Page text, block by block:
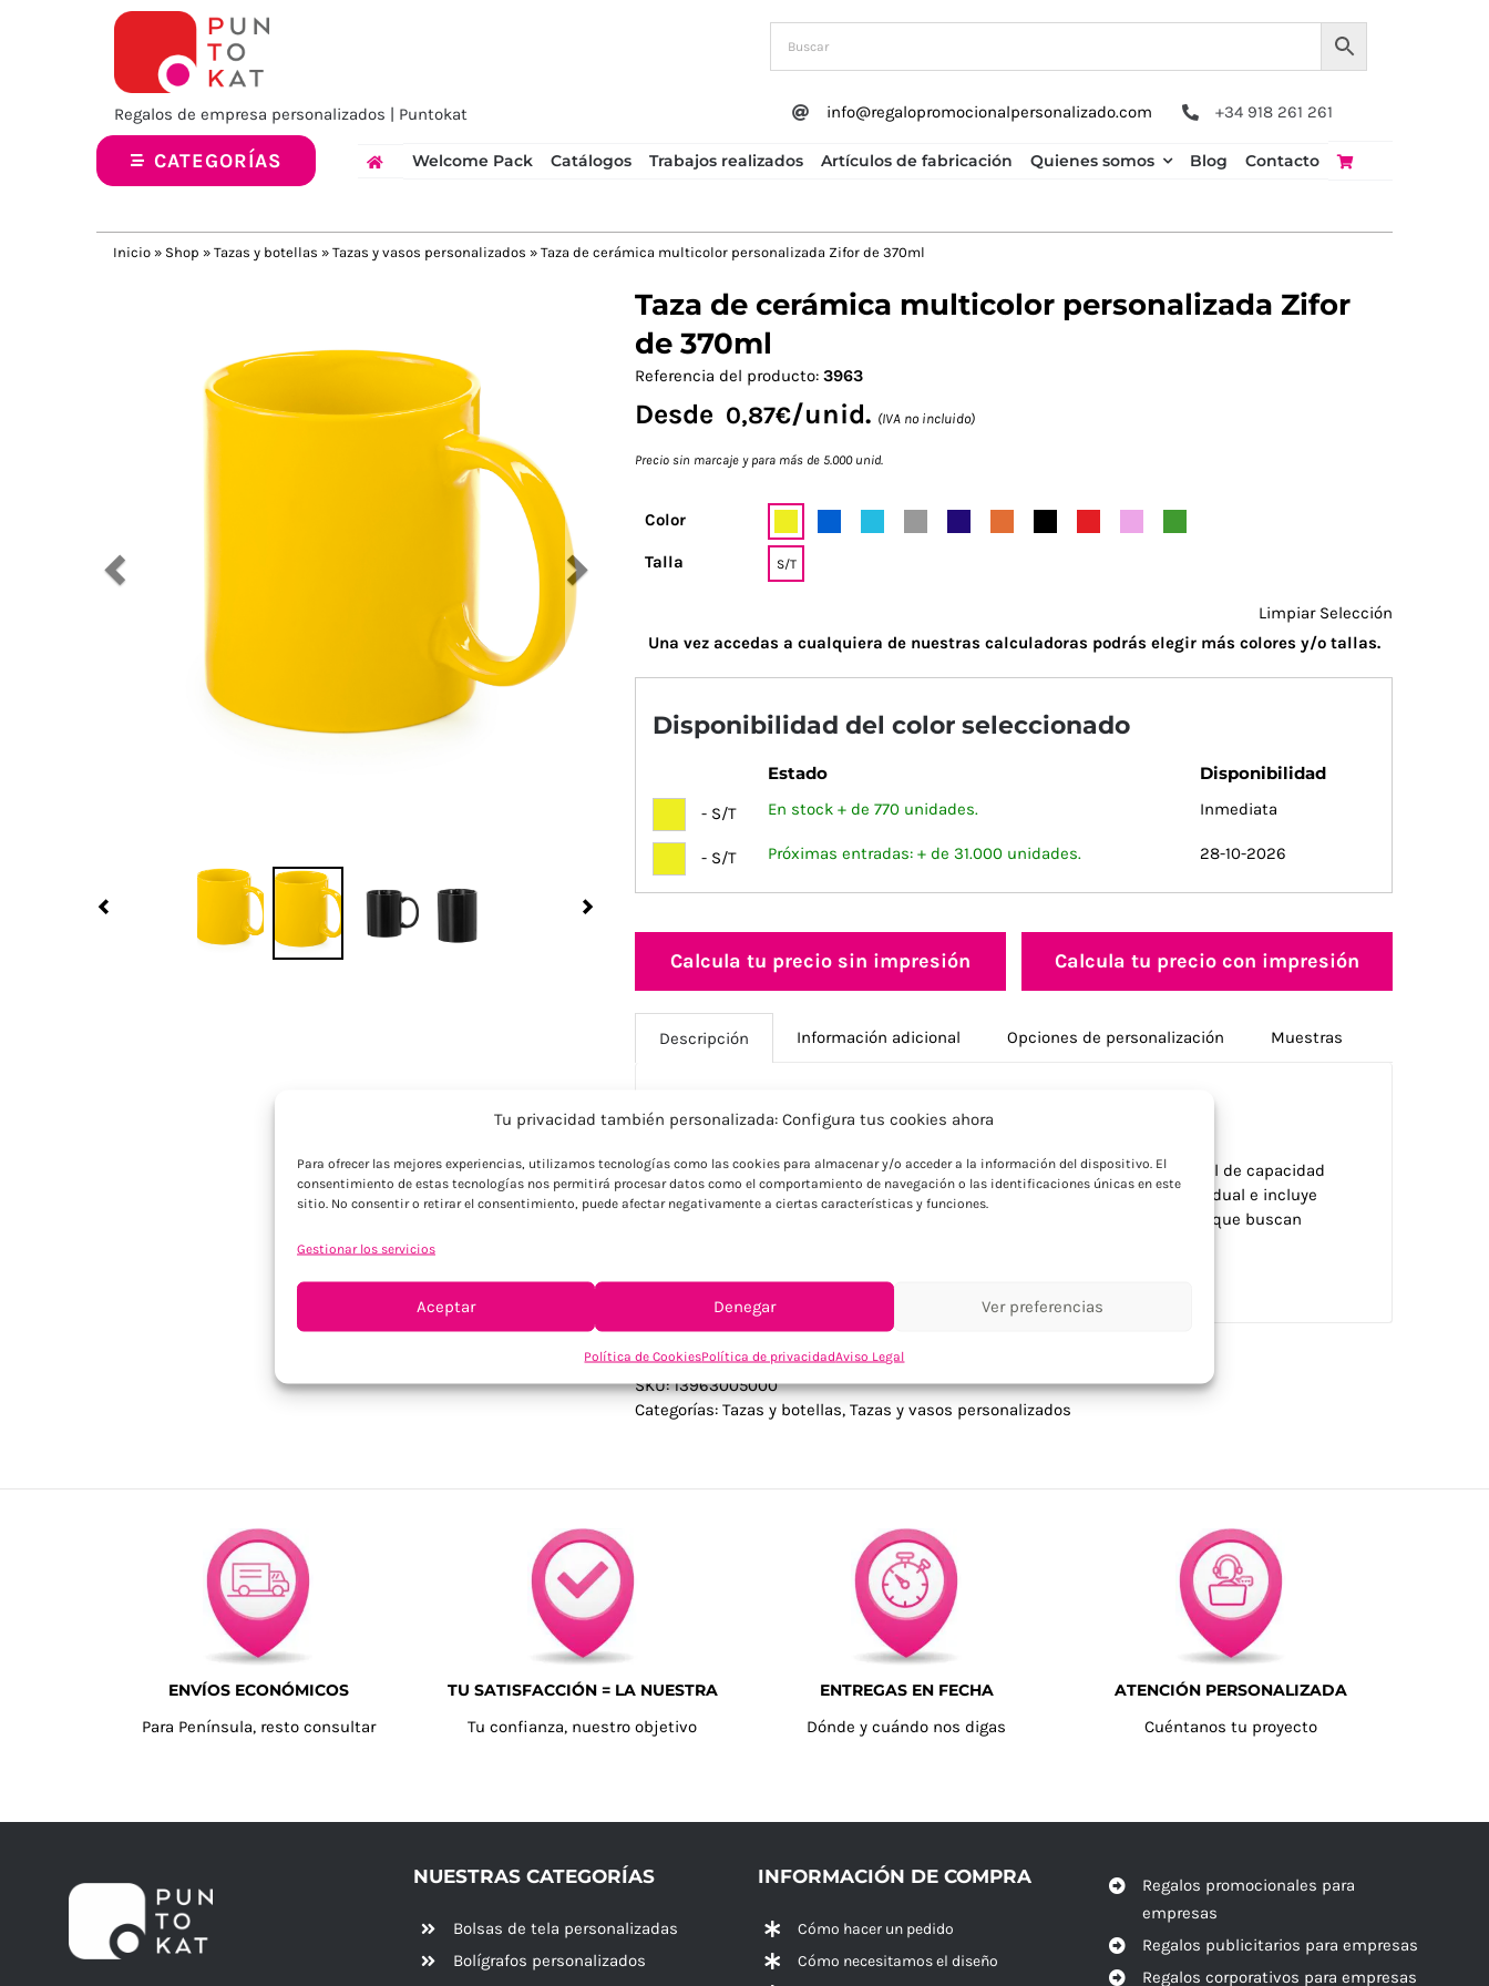
Tu privacidad también personalizada: Configura tus cookies ahora
Para ofrecer las mejores experiencias, utilizamos tecnologías como las cookies para almacenar y/o acceder a la información del dispositivo. El
consentimiento de estas tecnologías nos permitirá procesar datos como el comportamiento de navegación o las identificaciones únicas en este
sitio. No consentir o retirar el consentimiento, puede afectar negativamente a ciertas características y funciones.
Gestionar los servicios
Aceptar Denegar Ver preferencias
Política de CookiesPolítica de privacidadAviso Legal
Regalos de empresa personalizados | Puntokat info@regalopromocionalpersonalizado.com +34 918 261 261
CATEGORÍAS Welcome Pack Catálogos Trabajos realizados Artículos de fabricación Quienes somos Blog Contacto
Inicio » Shop » Tazas y botellas » Tazas y vasos personalizados » Taza de cerámica multicolor personalizada Zifor de 370ml
Taza de cerámica multicolor personalizada Zifor
de 370ml
Referencia del producto: 3963
Desde 0,87€/unid. (IVA no incluido)
Precio sin marcaje y para más de 5.000 unid.
Color
Talla S/T
Limpiar Selección
Una vez accedas a cualquiera de nuestras calculadoras podrás elegir más colores y/o tallas.
Disponibilidad del color seleccionado
Estado Disponibilidad
- S/T En stock + de 770 unidades. Inmediata
- S/T Próximas entradas: + de 31.000 unidades. 28-10-2026
Calcula tu precio sin impresión Calcula tu precio con impresión
Descripción Información adicional Opciones de personalización Muestras
Descripción
Fortalece tu presencia corporativa con esta taza de cerámica de 370ml de capacidad
en divertida y amplia gama de vivos colores. Presentada en caja individual e incluye
manual de instrucciones en español e inglés. Perfecta para empresas que buscan
SKU:13963005000
Categorías: Tazas y botellas, Tazas y vasos personalizados
ENVÍOS ECONÓMICOS
Para Península, resto consultar
TU SATISFACCIÓN = LA NUESTRA
Tu confianza, nuestro objetivo
ENTREGAS EN FECHA
Dónde y cuándo nos digas
ATENCIÓN PERSONALIZADA
Cuéntanos tu proyecto
NUESTRAS CATEGORÍAS
Bolsas de tela personalizadas
Bolígrafos personalizados
INFORMACIÓN DE COMPRA
Cómo hacer un pedido
Cómo necesitamos el diseño
Regalos promocionales para
empresas
Regalos publicitarios para empresas
Regalos corporativos para empresas